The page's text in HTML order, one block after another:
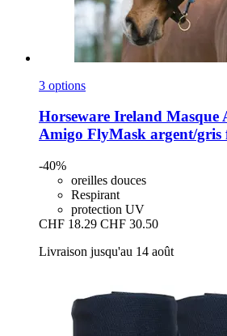
3 options
Horseware Ireland Masque
Amigo FlyMask argent/gris
-40%
oreilles douces
Respirant
protection UV
CHF 18.29 CHF 30.50
Livraison jusqu'au 14 août